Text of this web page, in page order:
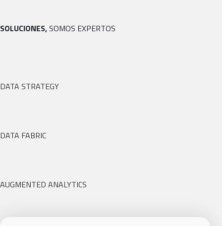
SOLUCIONES,SOMOS EXPERTOS
DATA STRATEGY
DATA FABRIC
AUGMENTED ANALYTICS